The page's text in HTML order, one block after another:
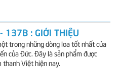
137B : GIỚI THIỆU
trong những dòng loa tốt nhất của
của Đức. Đây là sản phẩm được
Việt hiện nay.